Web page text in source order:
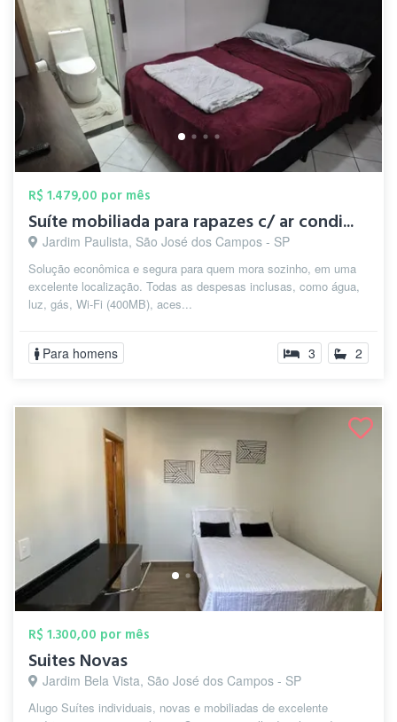
R$ 1.479,00 por mês
Suíte mobiliada para rapazes c/ ar condi...
Jardim Paulista, São José dos Campos - SP
Solução econômica e segura para quem mora sozinho, em uma
excelente localização. Todas as despesas inclusas, como água,
luz, gás, Wi-Fi (400MB), aces...
Para homens 3 2
R$ 1.300,00 por mês
Suites Novas
Jardim Bela Vista, São José dos Campos - SP
Alugo Suítes individuais, novas e mobiliadas de excelente